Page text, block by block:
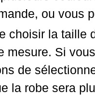
ou vous
choisir la taille
mesure. Si
de
la robe sera